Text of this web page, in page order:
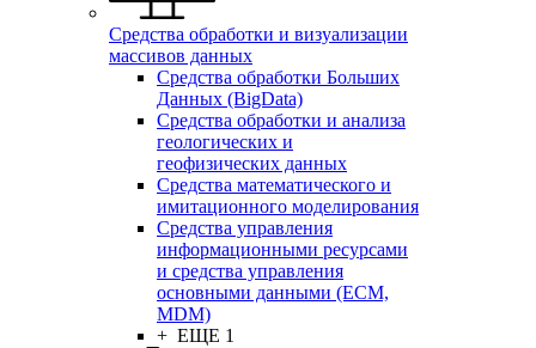
Средства обработки и визуализации
массивов данных
Средства обработки Больших
Данных (BigData)
Средства обработки и анализа
геологических и
геофизических данных
Средства математического и
имитационного моделирования
Средства управления
информационными ресурсами
и средства управления
основными данными (ECM,
MDM)
+ ЕЩЕ 1